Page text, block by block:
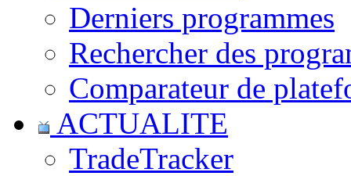
Derniers programmes
Rechercher des
Comparateur de
ACTUALITE
TradeTracker